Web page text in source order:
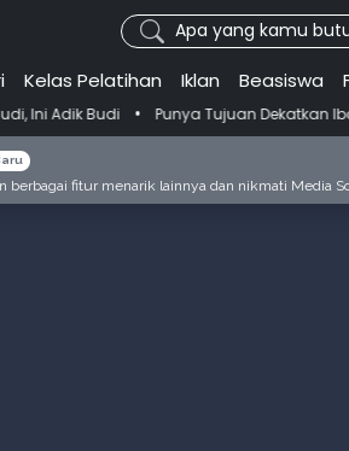
Apa yang kamu
Kelas Pelatihan Iklan Beasiswa
• Punya Tujuan Dekatkan Ibadah ke
berbagai fitur menarik lainnya dan nikmati Media